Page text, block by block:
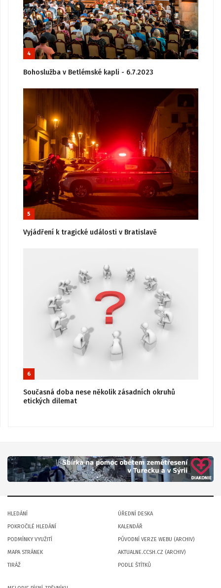
4
Bohoslužba v Betlémské kapli - 6.7.2023
5
Vyjádření k tragické události v Bratislavě
6
Současná doba nese několik zásadních okruhů
etických dilemat
HLEDÁNÍ
POKROČILÉ HLEDÁNÍ
PODMÍNKY VYUŽITÍ
MAPA STRÁNEK
TIRÁŽ
ÚŘEDNÍ DESKA
KALENDÁŘ
PŮVODNÍ VERZE WEBU (ARCHIV)
AKTUALNE.CCSH.CZ (ARCHIV)
PODLE ŠTÍTKŮ